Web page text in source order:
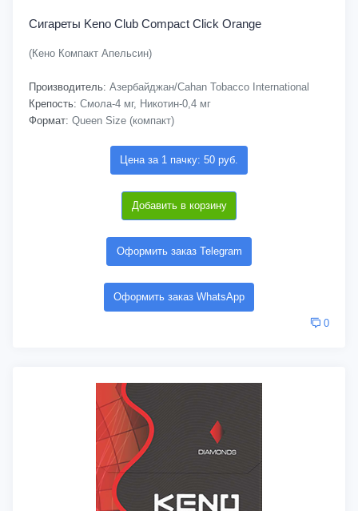
Сигареты Keno Club Compact Click Orange
(Кено Компакт Апельсин)
Производитель: Азербайджан/Cahan Tobacco International
Крепость: Смола-4 мг, Никотин-0,4 мг
Формат: Queen Size (компакт)
Цена за 1 пачку: 50 руб.
Добавить в корзину
Оформить заказ Telegram
Оформить заказ WhatsApp
0